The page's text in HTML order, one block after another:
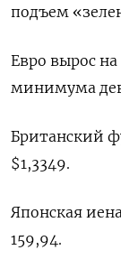
подъем
Евро вырос на
минимума
Британский
$1,3349.
Японская
159,94.